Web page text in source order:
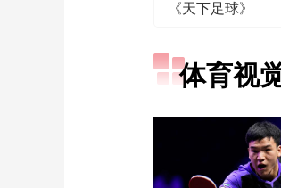
《天下足球》
体育视